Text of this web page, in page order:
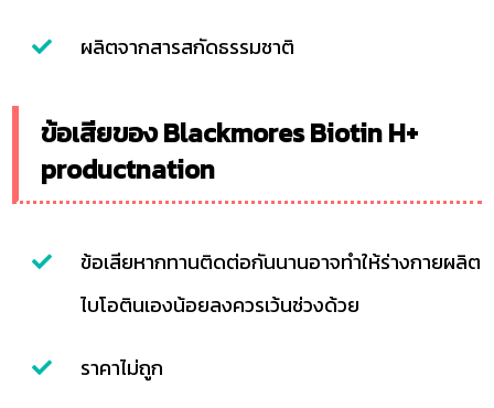
ผลิตจากสารสกัดธรรมชาติ
ข้อเสียของ Blackmores Biotin H+
productnation
ข้อเสียหากทานติดต่อกันนานอาจทำให้ร่างกายผลิต
ไบโอตินเองน้อยลงควรเว้นช่วงด้วย
ราคาไม่ถูก